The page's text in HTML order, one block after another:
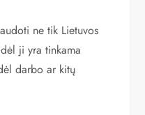
ne tik Lietuvos
ji yra tinkama
darbo ar kitų